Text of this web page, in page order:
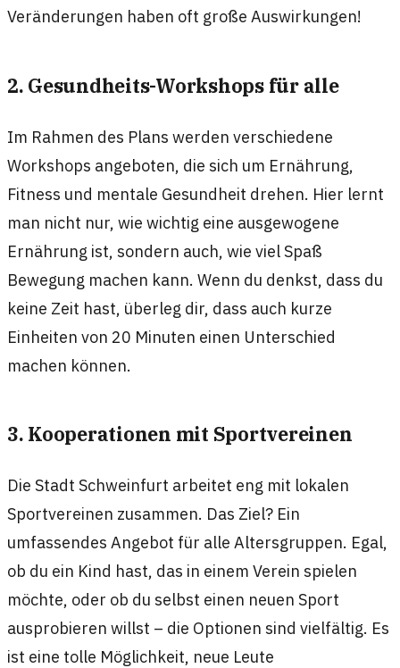
Veränderungen haben oft große Auswirkungen!
2. Gesundheits-Workshops für alle
Im Rahmen des Plans werden verschiedene
Workshops angeboten, die sich um Ernährung,
Fitness und mentale Gesundheit drehen. Hier lernt
man nicht nur, wie wichtig eine ausgewogene
Ernährung ist, sondern auch, wie viel Spaß
Bewegung machen kann. Wenn du denkst, dass du
keine Zeit hast, überleg dir, dass auch kurze
Einheiten von 20 Minuten einen Unterschied
machen können.
3. Kooperationen mit Sportvereinen
Die Stadt Schweinfurt arbeitet eng mit lokalen
Sportvereinen zusammen. Das Ziel? Ein
umfassendes Angebot für alle Altersgruppen. Egal,
ob du ein Kind hast, das in einem Verein spielen
möchte, oder ob du selbst einen neuen Sport
ausprobieren willst – die Optionen sind vielfältig. Es
ist eine tolle Möglichkeit, neue Leute